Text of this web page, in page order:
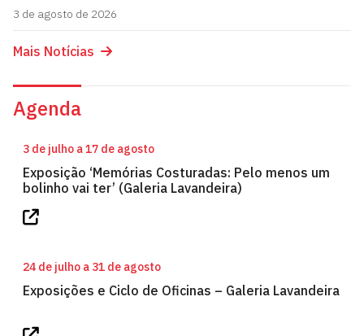
3 de agosto de 2026
Mais Notícias
Agenda
3 de julho a 17 de agosto
Exposição ‘Memórias Costuradas: Pelo menos um
bolinho vai ter’ (Galeria Lavandeira)
24 de julho a 31 de agosto
Exposições e Ciclo de Oficinas – Galeria Lavandeira